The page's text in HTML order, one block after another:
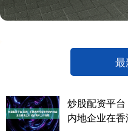
炒股配资平
内地企业在